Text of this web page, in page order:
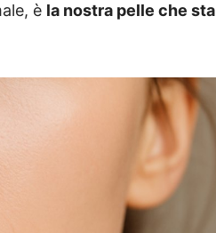
è la nostra pelle che sta